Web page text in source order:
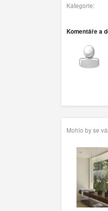
Kategorie:
Komentáře a
Mohlo by se